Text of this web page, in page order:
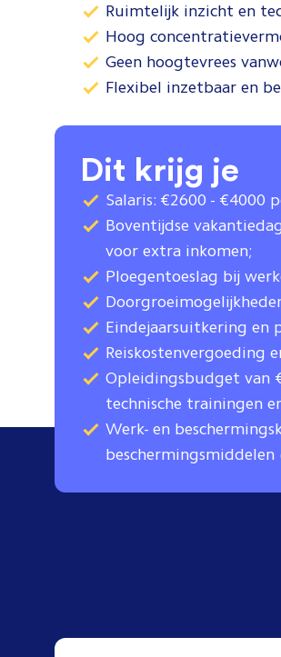
Ruimtelijk inzicht en
Hoog
Geen hoogtevrees
Flexibel inzetbaar en
Dit krijg je
Salaris: €2600 - €4000
Boventijdse
voor extra inkomen;
Ploegentoeslag bij
Eindejaarsuitkering en
Reiskostenvergoeding
Opleidingsbudget van
technische trainingen
Werk- en